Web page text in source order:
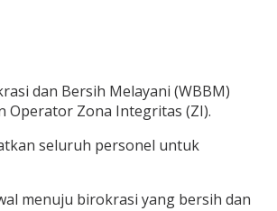
dan Bersih Melayani (WBBM)
Operator Zona Integritas (ZI).
seluruh personel untuk
menuju birokrasi yang bersih dan